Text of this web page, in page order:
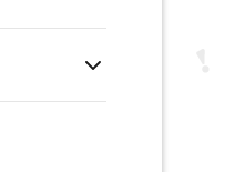
vám bude
Ak sa